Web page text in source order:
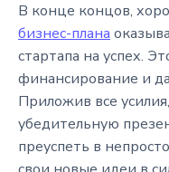
В конце концов,
бизнес-плана
стартапа на успех.
финансирование и
Приложив все
убедительную
преуспеть в